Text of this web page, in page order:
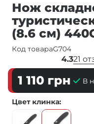
Нож
(8.6 см)
Код товараG704
4.321
1 110 грн В
Цвет клинка